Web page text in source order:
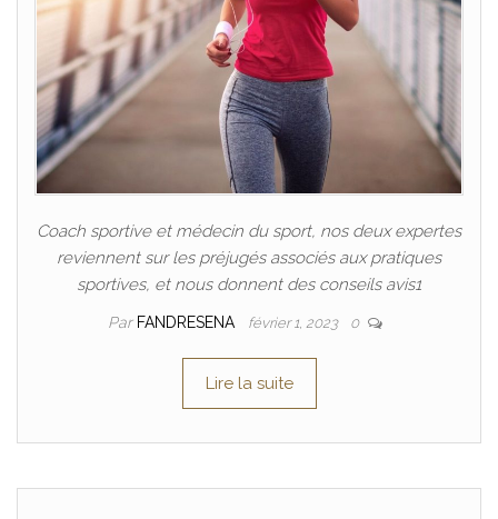
Coach sportive et médecin du sport, nos deux expertes
reviennent sur les préjugés associés aux pratiques
sportives, et nous donnent des conseils avis1
Par FANDRESENA février 1, 2023 0
Lire la suite